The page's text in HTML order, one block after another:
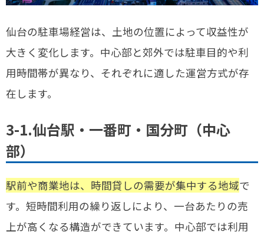
仙台の駐車場経営は、土地の位置によって収益性が
大きく変化します。中心部と郊外では駐車目的や利
用時間帯が異なり、それぞれに適した運営方式が存
在します。
3-1.仙台駅・一番町・国分町（中心
部）
駅前や商業地は、時間貸しの需要が集中する地域で
す。短時間利用の繰り返しにより、一台あたりの売
上が高くなる構造ができています。中心部では利用